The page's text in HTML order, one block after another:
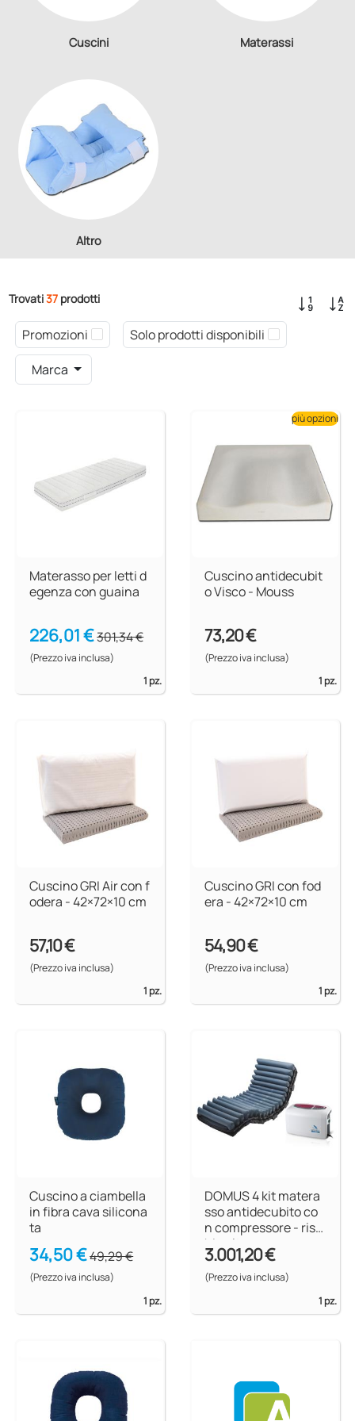
Cuscini Materassi
Altro
Trovati37 prodotti
Promozioni
Solo prodotti disponibili
Marca
Materasso per letti d
egenza con guaina
226,01 €301,34 €
(Prezzo iva inclusa)
1 pz.
Cuscino antidecubit
o Visco - Mouss
73,20 €
(Prezzo iva inclusa)
1 pz.
più opzioni
Cuscino GRI Air con f
odera - 42×72×10 cm
57,10 €
(Prezzo iva inclusa)
1 pz.
Cuscino GRI con fod
era - 42×72×10 cm
54,90 €
(Prezzo iva inclusa)
1 pz.
Cuscino a ciambella
in fibra cava silicona
ta
34,50 €49,29 €
(Prezzo iva inclusa)
1 pz.
DOMUS 4 kit matera
sso antidecubito co
n compressore - risc
hio alto
3.001,20 €
(Prezzo iva inclusa)
1 pz.